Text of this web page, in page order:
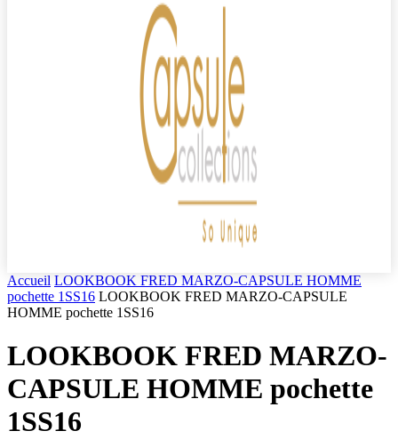
Accueil LOOKBOOK FRED MARZO-CAPSULE HOMME
pochette 1SS16 LOOKBOOK FRED MARZO-CAPSULE
HOMME pochette 1SS16
LOOKBOOK FRED MARZO-
CAPSULE HOMME pochette
1SS16